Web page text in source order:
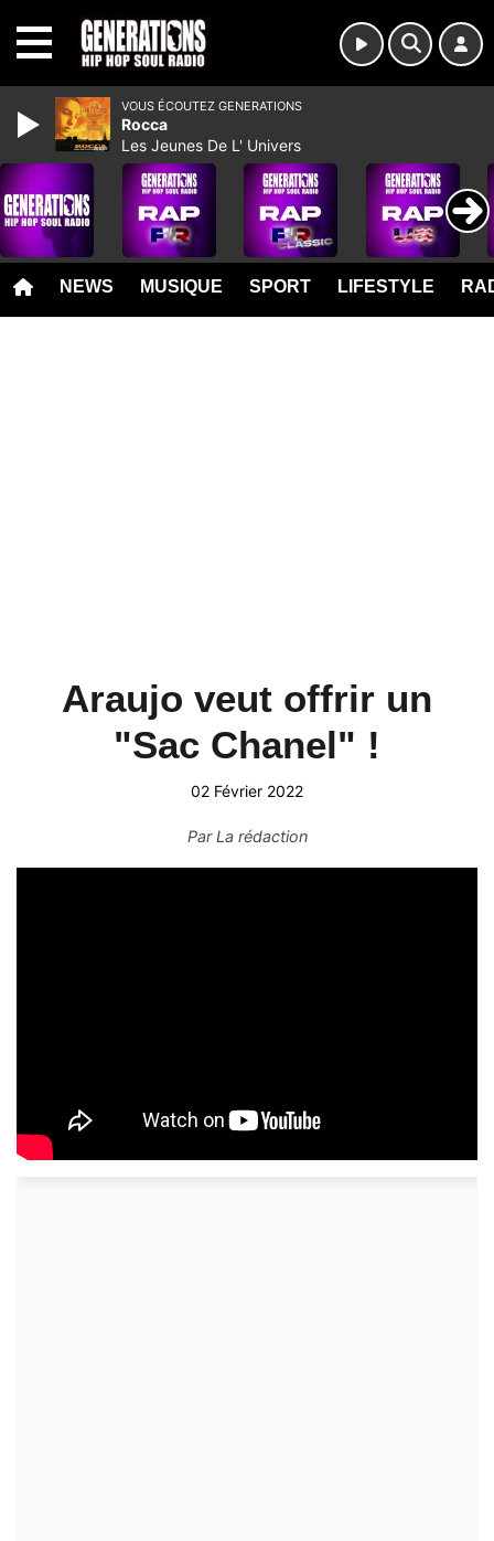
NEWS MUSIQUE SPORT LIFESTYLE
Araujo veut offrir un
"Sac Chanel" !
02 Février 2022
ParLa rédaction
VOUS ÉCOUTEZ GENERATIONS
Rocca
Les Jeunes De L' Univers